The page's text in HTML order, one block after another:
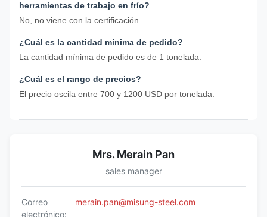
herramientas de trabajo en frío?
No, no viene con la certificación.
¿Cuál es la cantidad mínima de pedido?
La cantidad mínima de pedido es de 1 tonelada.
¿Cuál es el rango de precios?
El precio oscila entre 700 y 1200 USD por tonelada.
Mrs. Merain Pan
sales manager
Correo
electrónico:
merain.pan@misung-steel.com